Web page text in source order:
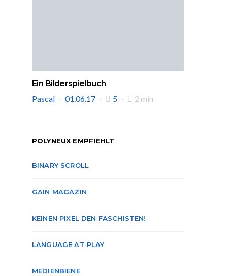
Ein Bilderspielbuch
Pascal
01.06.17 5 2 min
POLYNEUX EMPFIEHLT
BINARY SCROLL
GAIN MAGAZIN
KEINEN PIXEL DEN FASCHISTEN!
LANGUAGE AT PLAY
MEDIENBIENE